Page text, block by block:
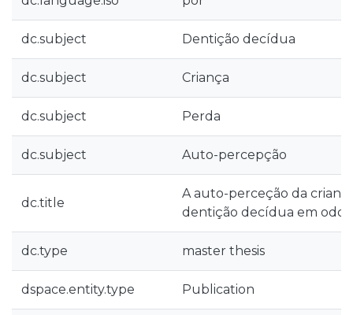
dc.subject Dentição decídua
dc.subject Criança
dc.subject Perda
dc.subject Auto-percepção
dc.title
A auto-perceção da
dentição decídua em
dc.type master thesis
dspace.entity.type Publication